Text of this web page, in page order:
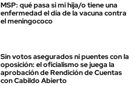
MSP: qué pasa si mi hija/o tiene una
enfermedad el día de la vacuna contra
el meningococo
Sin votos asegurados ni puentes con la
oposición: el oficialismo se juega la
aprobación de Rendición de Cuentas
con Cabildo Abierto